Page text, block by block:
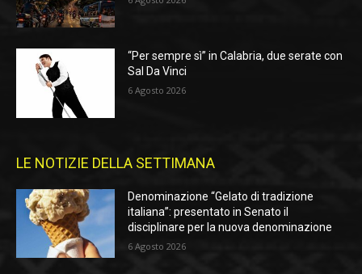
“Per sempre sì” in Calabria, due serate con
Sal Da Vinci
6 Agosto 2026
LE NOTIZIE DELLA SETTIMANA
Denominazione “Gelato di tradizione
italiana”: presentato in Senato il
disciplinare per la nuova denominazione
6 Agosto 2026